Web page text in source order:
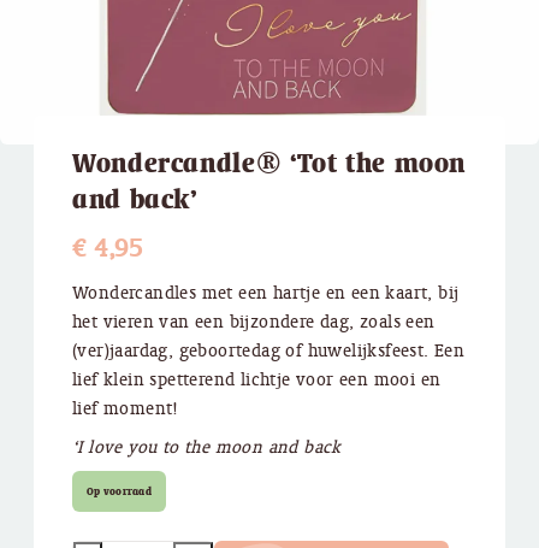
Wondercandle® ‘Tot the moon
and back’
€4,95
Wondercandles met een hartje en een kaart, bij
het vieren van een bijzondere dag, zoals een
(ver)jaardag, geboortedag of huwelijksfeest. Een
lief klein spetterend lichtje voor een mooi en
lief moment!
‘I love you to the moon and back
Op voorraad